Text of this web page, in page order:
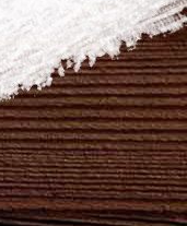
для
и
Сила
удара
твоего
сердца!